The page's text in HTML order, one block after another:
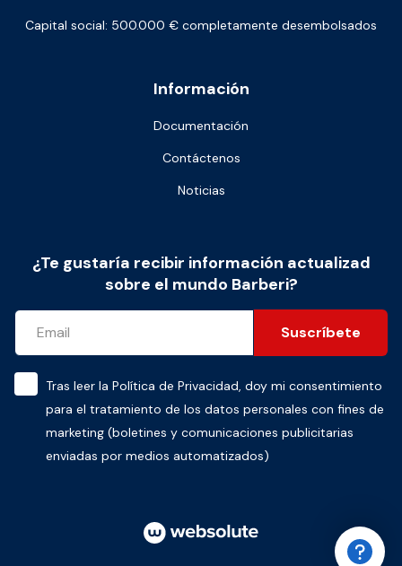
Información
Documentación
Contáctenos
Noticias
Capital social: 500.000 € completamente desembolsados
¿Te gustaría recibir información actualizad
sobre el mundo Barberi?
Suscríbete
Tras leer la Política de Privacidad, doy mi consentimiento
para el tratamiento de los datos personales con fines de
marketing (boletines y comunicaciones publicitarias
enviadas por medios automatizados)